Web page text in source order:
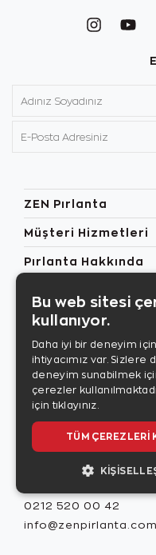
ZEN Pırlanta
Müşteri Hizmetleri
Pırlanta Hakkında
Özel Günler
Bilgilerim
Son
0212 520 00 42
info@zenpirlanta.com
Bu web sitesi
kullanıyor.
Daha iyi bir deneyim
ihtiyacımız var. Sizlere
deneyim sunabilmek
çerezler
için tıklayınız.
TÜM ÇEREZLERI